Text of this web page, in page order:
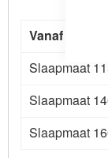
Vanaf
Slaapmaat
Slaapmaat
Slaapmaat